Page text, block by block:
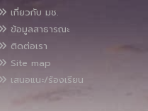
เกี่ยวกับ มช.
ข้อมูลสาธารณะ
ติดต่อเรา
Site map
เสนอแนะ/ร้องเรียน